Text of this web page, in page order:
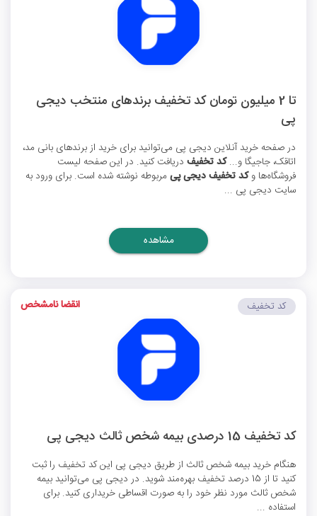
تا 2 میلیون تومان کد تخفیف برندهای منتخب دیجی
پی
در صفحه خرید آنلاین دیجی پی می‌توانید برای خرید از برندهای بانی مد،
اتاقک، جاجیگا و...کد تخفیف دریافت کنید. در این صفحه لیست
فروشگاه‌ها وکد تخفیف دیجی پی مربوطه نوشته شده است. برای ورود به
سایت دیجی پی ...
مشاهده
کد تخفیف 15 درصدی بیمه شخص ثالث دیجی پی
هنگام خرید بیمه شخص ثالث از طریق دیجی پی این کد تخفیف را ثبت
کنید تا از 15 درصد تخفیف بهره‌مند شوید. در دیجی پی می‌توانید بیمه
شخص ثالث مورد نظر خود را به صورت اقساطی خریداری کنید. برای
استفاده ...
کد تخفیف انقضا نامشخص